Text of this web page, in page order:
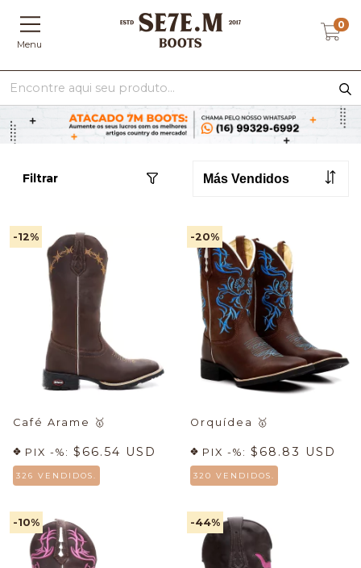
Menu
0
Filtrar
-12%
Café Arame 🥇
PIX -%: $66.54 USD
326 VENDIDOS.
-20%
Orquídea 🥇
PIX -%: $68.83 USD
320 VENDIDOS.
-10% -44%